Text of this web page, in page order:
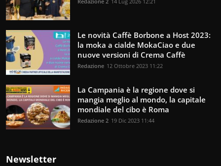
Le novità Caffè Borbone a Host 2023:
la moka a cialde MokaCiao e due
nuove versioni di Crema Caffè
Redazione 12 Ottobre 2023 11:22
La Campania è la regione dove si
mangia meglio al mondo, la capitale
mondiale del cibo è Roma
Redazione 2 19 Dic 2023 11:44
Newsletter